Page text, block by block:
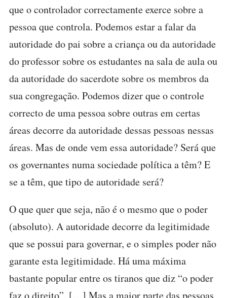
que o controlador correctamente exerce sobre a
pessoa que controla. Podemos estar a falar da
autoridade do pai sobre a criança ou da autoridade
do professor sobre os estudantes na sala de aula ou
da autoridade do sacerdote sobre os membros da
sua congregação. Podemos dizer que o controle
correcto de uma pessoa sobre outras em certas
áreas decorre da autoridade dessas pessoas nessas
áreas. Mas de onde vem essa autoridade? Será que
os governantes numa sociedade política a têm? E
se a têm, que tipo de autoridade será?
O que quer que seja, não é o mesmo que o poder
(absoluto). A autoridade decorre da legitimidade
que se possui para governar, e o simples poder não
garante esta legitimidade. Há uma máxima
bastante popular entre os tiranos que diz “o poder
faz o direito”. […] Mas a maior parte das pessoas,